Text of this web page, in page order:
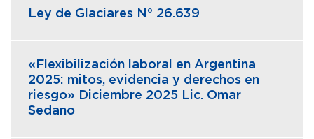
Ley de Glaciares N° 26.639
«Flexibilización laboral en Argentina
2025: mitos, evidencia y derechos en
riesgo» Diciembre 2025 Lic. Omar
Sedano